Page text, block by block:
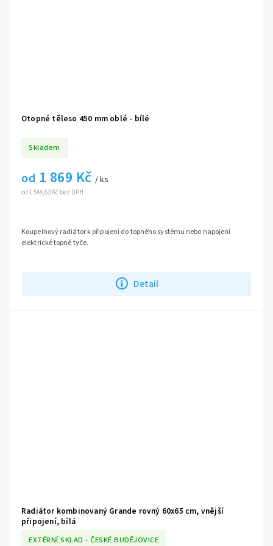
Otopné těleso 450 mm oblé - bílé
Skladem
od 1 544,63 Kč bez DPH
od 1 869 Kč / ks
Detail
Koupelnový radiátor k připojení do topného systému nebo napojení
elektrické topné tyče.
Radiátor kombinovaný Grande rovný 60x65 cm, vnější
připojení, bílá
EXTÉRNÍ SKLAD - ČESKÉ BUDĚJOVICE